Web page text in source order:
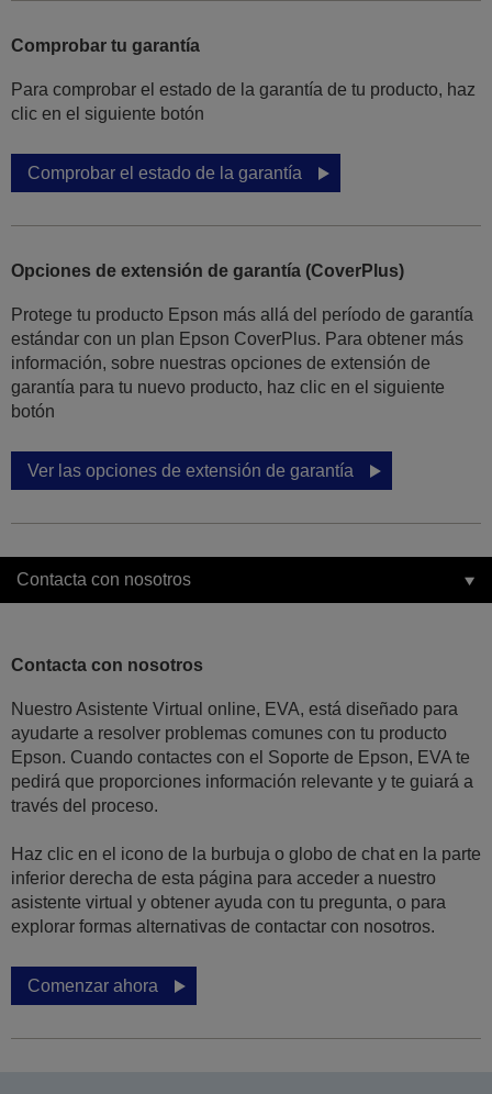
Comprobar tu garantía
Para comprobar el estado de la garantía de tu producto, haz
clic en el siguiente botón
Comprobar el estado de la garantía
Opciones de extensión de garantía (CoverPlus)
Protege tu producto Epson más allá del período de garantía
estándar con un plan Epson CoverPlus. Para obtener más
información, sobre nuestras opciones de extensión de
garantía para tu nuevo producto, haz clic en el siguiente
botón
Ver las opciones de extensión de garantía
Contacta con nosotros
Contacta con nosotros
Nuestro Asistente Virtual online, EVA, está diseñado para
ayudarte a resolver problemas comunes con tu producto
Epson. Cuando contactes con el Soporte de Epson, EVA te
pedirá que proporciones información relevante y te guiará a
través del proceso.
Haz clic en el icono de la burbuja o globo de chat en la parte
inferior derecha de esta página para acceder a nuestro
asistente virtual y obtener ayuda con tu pregunta, o para
explorar formas alternativas de contactar con nosotros.
Comenzar ahora